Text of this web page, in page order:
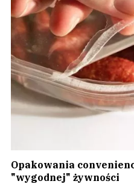
Opakowania
"wygodnej" żywności